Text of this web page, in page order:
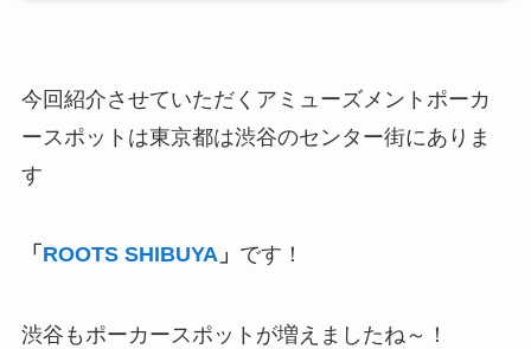
今回紹介させていただくアミューズメントポーカ
ースポットは東京都は渋谷のセンター街にありま
す
「 ROOTS SHIBUYA」 です！
渋谷もポーカースポットが増えましたね～！